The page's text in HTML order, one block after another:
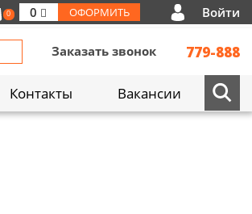
0 0 ОФОРМИТЬ Войти
Заказать звонок 779-888
Контакты Вакансии